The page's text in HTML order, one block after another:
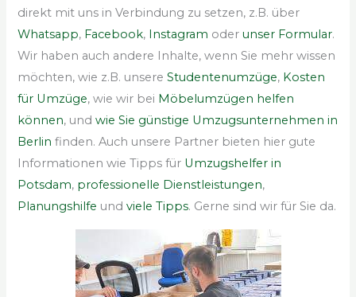
direkt mit uns in Verbindung zu setzen, z.B. über
Whatsapp, Facebook, Instagram oderunser Formular.
Wir haben auch andere Inhalte, wenn Sie mehr wissen
möchten, wie z.B. unsereStudentenumzüge, Kosten
für Umzüge, wie wir bei Möbelumzügen helfen
können, undwie Sie günstige Umzugsunternehmen in
Berlin finden. Auch unsere Partner bieten hier gute
Informationen wie Tipps für Umzugshelfer in
Potsdam, professionelle Dienstleistungen,
Planungshilfe undviele Tipps. Gerne sind wir für Sie da.